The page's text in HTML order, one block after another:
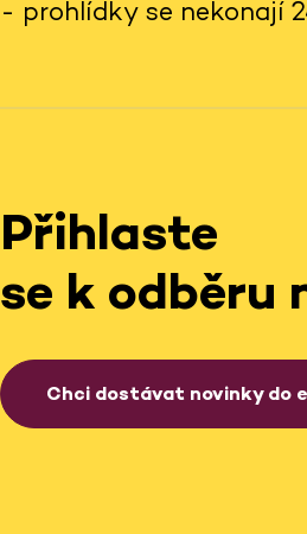
- prohlídky se nekonají
Přihlaste
se k odběru
Chci dostávat novinky do